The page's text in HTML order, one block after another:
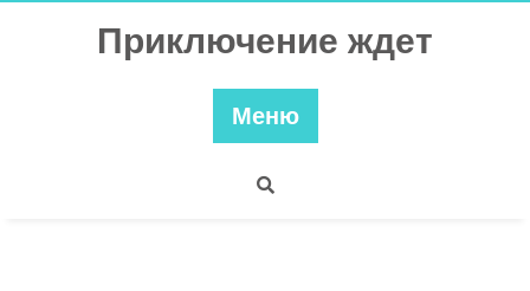
Приключение ждет
Меню